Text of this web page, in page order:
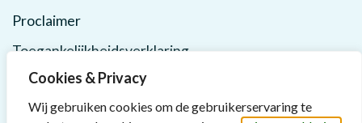
Cookies & Privacy
Wij gebruiken cookies om de gebruikerservaring te
Proclaimer
Toegankelijkheidsverklaring